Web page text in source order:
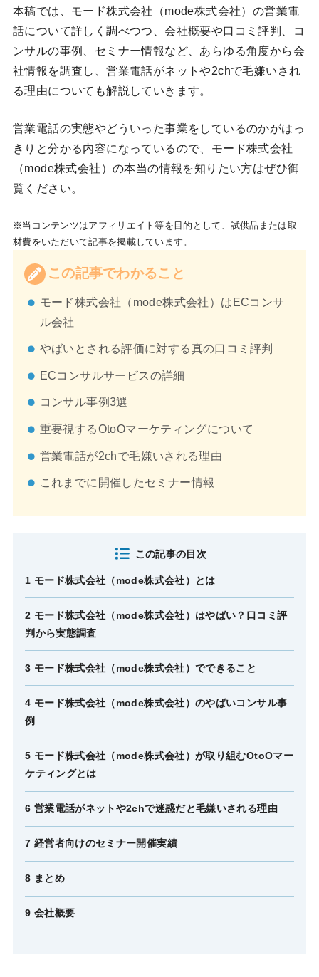
本稿では、モード株式会社（mode株式会社）の営業電
話について詳しく調べつつ、会社概要や口コミ評判、コ
ンサルの事例、セミナー情報など、あらゆる角度から会
社情報を調査し、営業電話がネットや2chで毛嫌いされ
る理由についても解説していきます。
営業電話の実態やどういった事業をしているのかがはっ
きりと分かる内容になっているので、モード株式会社
（mode株式会社）の本当の情報を知りたい方はぜひ御
覧ください。
※当コンテンツはアフィリエイト等を目的として、試供品または取
材費をいただいて記事を掲載しています。
この記事でわかること
モード株式会社（mode株式会社）はECコンサ
ル会社
やばいとされる評価に対する真の口コミ評判
ECコンサルサービスの詳細
コンサル事例3選
重要視するOtoOマーケティングについて
営業電話が2chで毛嫌いされる理由
これまでに開催したセミナー情報
この記事の目次
1 モード株式会社（mode株式会社）とは
2 モード株式会社（mode株式会社）はやばい？口コミ評
判から実態調査
3 モード株式会社（mode株式会社）でできること
4 モード株式会社（mode株式会社）のやばいコンサル事
例
5 モード株式会社（mode株式会社）が取り組むOtoOマー
ケティングとは
6 営業電話がネットや2chで迷惑だと毛嫌いされる理由
7 経営者向けのセミナー開催実績
8 まとめ
9 会社概要